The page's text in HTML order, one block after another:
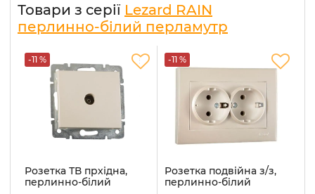
Товари з серії Lezard RAIN
перлинно-білий перламутр
-11 %
Розетка ТВ прхідна,
перлинно-білий
-11 %
Розетка подвійна з/з,
перлинно-білий